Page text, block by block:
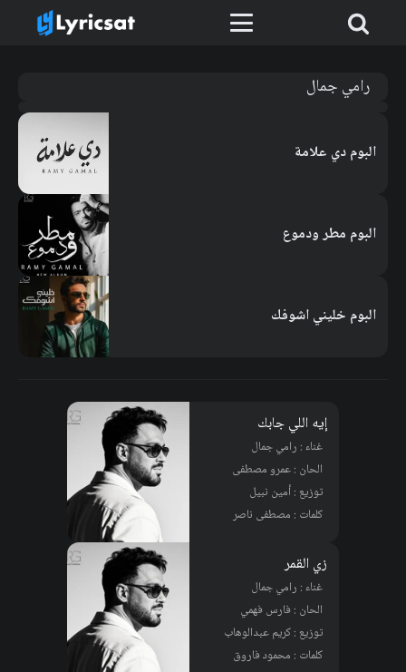
رامي جمال
البوم دي علامة
البوم مطر ودموع
البوم خليني اشوفك
إيه اللي جابك
غناء : رامي جمال
الحان : عمرو مصطفى
توزيع : أمين نبيل
كلمات : مصطفى ناصر
زي القمر
غناء : رامي جمال
الحان : فارس فهمي
توزيع : كريم عبدالوهاب
كلمات : محمود فاروق